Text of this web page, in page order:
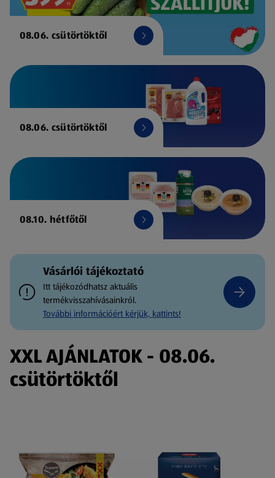
08.06. csütörtöktől
08.06. csütörtöktől
08.10. hétfőtől
Vásárlói tájékoztató
Itt tájékozódhatsz aktuális
termékvisszahívásainkról.
További információért kérjük, kattints!
XXL AJÁNLATOK - 08.06.
csütörtöktől